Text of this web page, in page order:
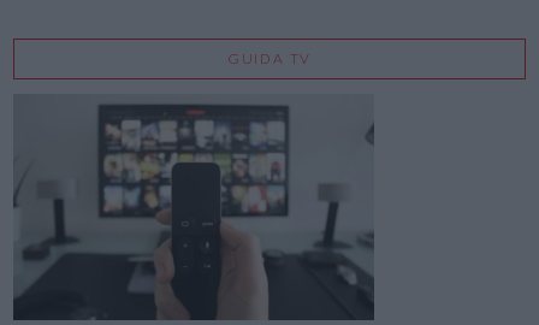
GUIDA TV